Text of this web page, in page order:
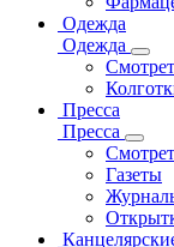
Одежда
Одежда
Пресса
Пресса
Газеты